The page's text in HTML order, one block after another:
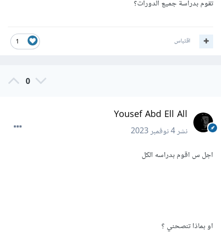
تقوم بدراسة جميع الدورات؟
1 اقتباس
0
Yousef Abd Ell All
نشر4 نوفمبر 2023
اجل س اقوم بدراسه الكل
او بماذا تنصحني ؟